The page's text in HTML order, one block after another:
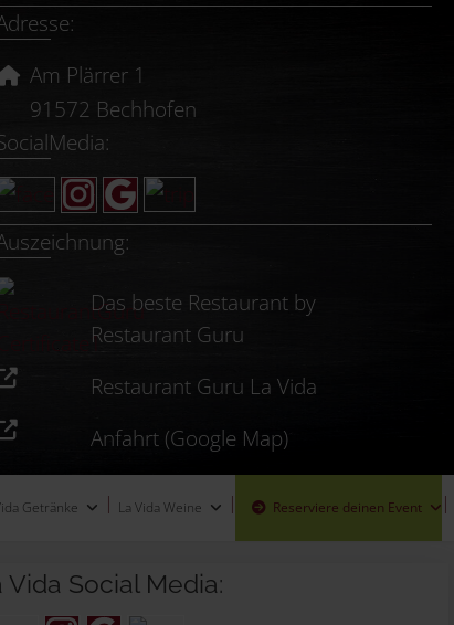
Am Plärrer 1
91572 Bechhofen
Das beste Restaurant by
Restaurant Guru
Restaurant Guru La Vida
Anfahrt (Google Map)
Getränke La Vida Weine Reserviere deinen Event
Vida Social Media: